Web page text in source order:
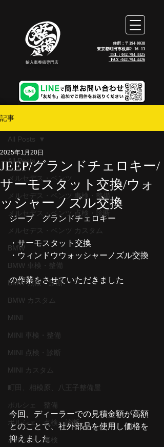
輸入車整備専門店
住所：〒194-0038
東京都町田市根岸2−16−13
TEL：042-794-4425
_FAX :042-794-4426
記事
All Posts
メルセデス・ベンツ
メルセデス・ベンツ 車検・整備
メルセデス・ベンツ 点検・診断
メルセデス・ベンツ カスタム
BMW
BMW 車検・整備
BMW 点検・診断
BMW カスタム
MINI
MINI 車検・整備
MINI 点検・診断
MINI カスタム
町田、相模原、八王子整備屋
ポルシェ 整備
ポルシェ 点検 診断
ポルシェ 車検
All Posts
JEEP/グランドチェロキー/
サーモスタット交換/ウォ
ッシャーノズル交換
2025年1月20日
ジープ　グランドチェロキー
・サーモスタット交換
・ウィンドウウォッシャーノズル交換
の作業をさせていただきました
今回、ディーラーでの見積金額が高額
とのことで、社外部品を使用し価格を
抑えました